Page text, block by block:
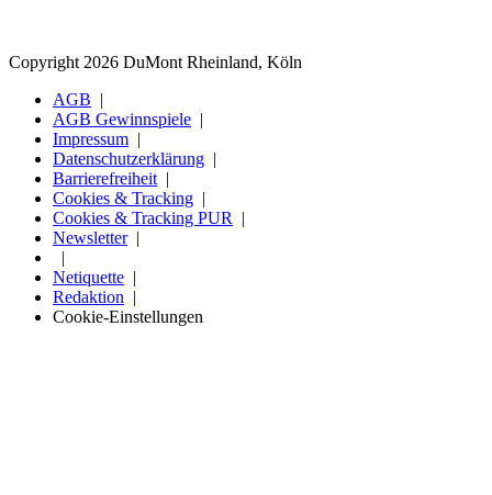
Copyright 2026 DuMont Rheinland, Köln
AGB
AGB Gewinnspiele
Impressum
Datenschutzerklärung
Barrierefreiheit
Cookies & Tracking
Cookies & Tracking PUR
Newsletter
Netiquette
Redaktion
Cookie-Einstellungen